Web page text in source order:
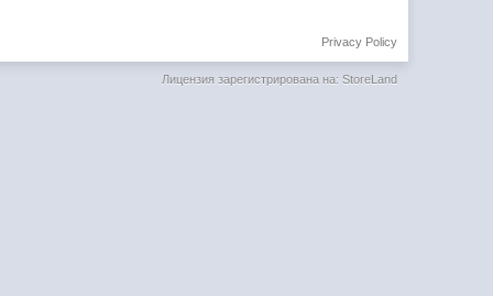
Privacy Policy
Лицензия зарегистрирована на: StoreLand